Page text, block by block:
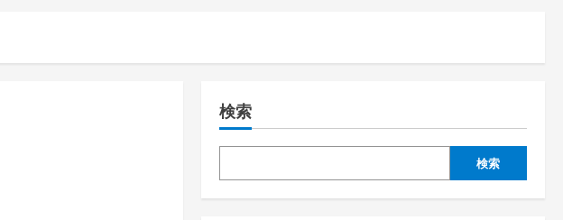
検索
検索